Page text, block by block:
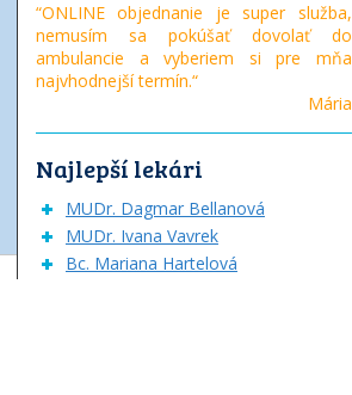
“ONLINE objednanie je super služba,
nemusím sa pokúšať dovolať do
ambulancie a vyberiem si pre mňa
najvhodnejší termín.“
Mária
Najlepší lekári
MUDr. Dagmar Bellanová
MUDr. Ivana Vavrek
Bc. Mariana Hartelová